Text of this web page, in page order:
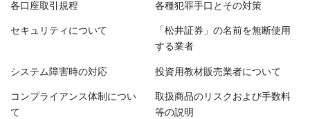
各口座取引規程 各種犯罪手口とその対策
セキュリティについて 「松井証券」の名前を無断使用
する業者
システム障害時の対応 投資用教材販売業者について
コンプライアンス体制につい
て
取扱商品のリスクおよび手数料
等の説明